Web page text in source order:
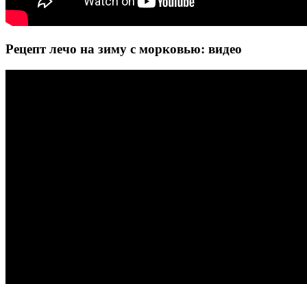
Рецепт лечо на зиму с морковью: видео